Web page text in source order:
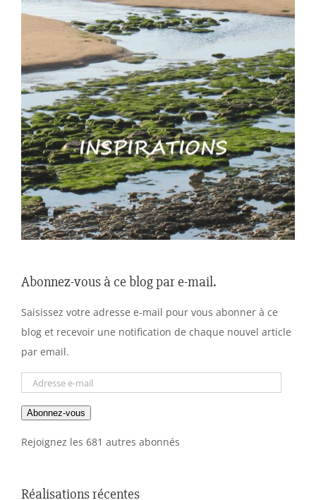
Abonnez-vous à ce blog par e-mail.
Saisissez votre adresse e-mail pour vous abonner à ce
blog et recevoir une notification de chaque nouvel article
par email.
Adresse
mail
Abonnez-vous
Rejoignez les 681 autres abonnés
Réalisations récentes